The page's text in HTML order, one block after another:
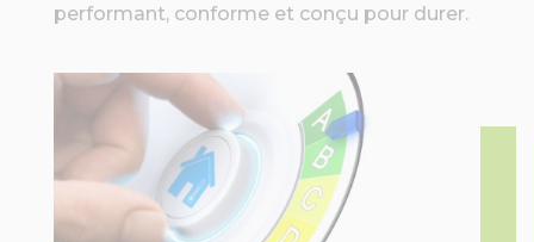
performant, conforme et conçu pour durer.